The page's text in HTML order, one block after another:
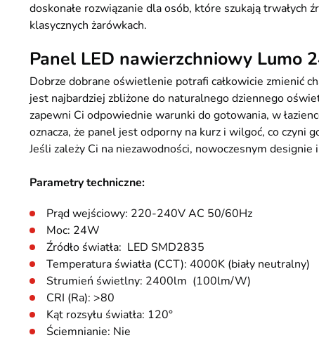
doskonałe rozwiązanie dla osób, które szukają
klasycznych żarówkach.
Panel LED nawierzchniowy Lumo
Dobrze dobrane oświetlenie potrafi całkowicie zmienić
jest najbardziej zbliżone do naturalnego dziennego
zapewni Ci odpowiednie warunki do gotowania, w
oznacza, że panel jest odporny na kurz i wilgoć, co
Jeśli zależy Ci na niezawodności, nowoczesnym
Parametry techniczne:
Prąd wejściowy: 220-240V AC 50/60Hz
Moc: 24W
Źródło światła: LED SMD2835
Temperatura światła (CCT): 4000K (biały neutralny)
Strumień świetlny: 2400lm (100lm/W)
CRI (Ra): >80
Kąt rozsyłu światła: 120°
Ściemnianie: Nie